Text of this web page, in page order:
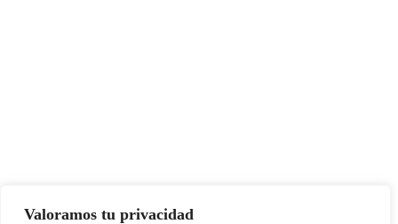
Valoramos tu privacidad